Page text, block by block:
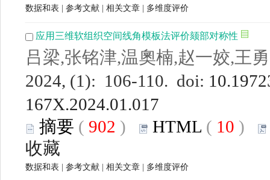
数据和表 参考文献 相关文章 多维度评价
应用三维软组织空间线角模板法评价颏部对称性
吕梁,张铭津,温奧楠,赵一姣,王
2024, (1): 106-110. doi:
167X.2024.01.017
摘要 ( 902 ) HTML ( 10 )
收藏
数据和表 参考文献 相关文章 多维度评价